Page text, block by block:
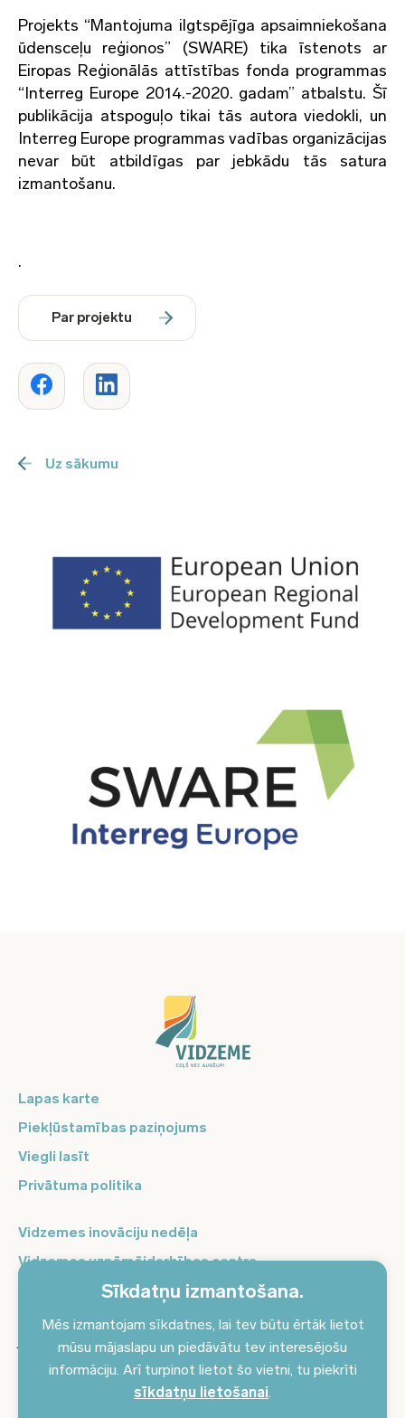
Sīkdatņu izmantošana.
Mēs izmantojam sīkdatnes, lai tev būtu ērtāk lietot
mūsu mājaslapu un piedāvātu tev interesējošu
informāciju. Arī turpinot lietot šo vietni, tu piekrīti
sīkdatņu lietošanai.
Projekts “Mantojuma ilgtspējīga apsaimniekošana
ūdensceļu reģionos” (SWARE) tika īstenots ar
Eiropas Reģionālās attīstības fonda programmas
“Interreg Europe 2014.-2020. gadam” atbalstu. Šī
publikācija atspoguļo tikai tās autora viedokli, un
Interreg Europe programmas vadības organizācijas
nevar būt atbildīgas par jebkādu tās satura
izmantošanu.
.
Par projektu
Uz sākumu
Lapas karte
Piekļūstamības paziņojums
Viegli lasīt
Privātuma politika
Vidzemes inovāciju nedēļa
Vidzemes uzņēmējdarbības centrs
Balso Vidzeme
Pierakstieties jaunumiem un saņemiet aktuālākos
jaunumus savā e-pastā!
Pieteikties jaunumiem